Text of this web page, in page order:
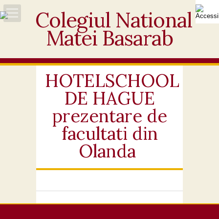
Acasă
Noutăți
Personal
Activități educative
Elevi
HOTELSCHOOL
DE HAGUE
prezentare de
facultati din
Olanda